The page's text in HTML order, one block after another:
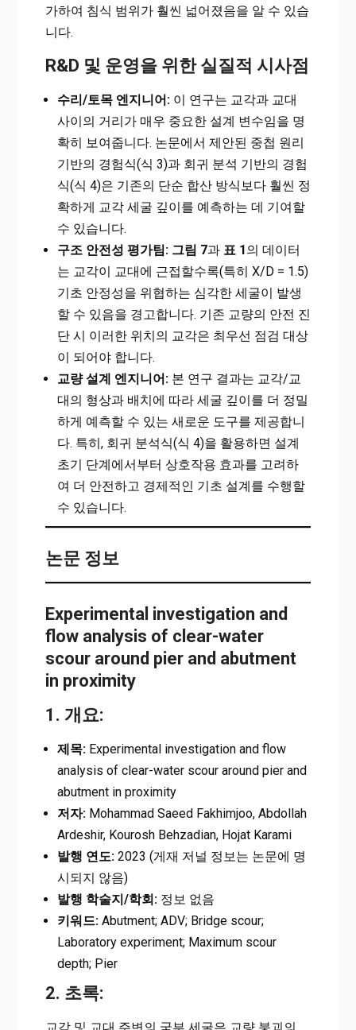
가하여 침식 범위가 훨씬 넓어졌음을 알 수 있습
니다.
R&D 및 운영을 위한 실질적 시사점
수리/토목 엔지니어:이 연구는 교각과 교대
사이의 거리가 매우 중요한 설계 변수임을 명
확히 보여줍니다. 논문에서 제안된 중첩 원리
기반의 경험식(식 3)과 회귀 분석 기반의 경험
식(식 4)은 기존의 단순 합산 방식보다 훨씬 정
확하게 교각 세굴 깊이를 예측하는 데 기여할
수 있습니다.
구조 안전성 평가팀: 그림 7과 표 1 의 데이터
는 교각이 교대에 근접할수록(특히 X/D = 1.5)
기초 안정성을 위협하는 심각한 세굴이 발생
할 수 있음을 경고합니다. 기존 교량의 안전 진
단 시 이러한 위치의 교각은 최우선 점검 대상
이 되어야 합니다.
교량 설계 엔지니어:본 연구 결과는 교각/교
대의 형상과 배치에 따라 세굴 깊이를 더 정밀
하게 예측할 수 있는 새로운 도구를 제공합니
다. 특히, 회귀 분석식(식 4)을 활용하면 설계
초기 단계에서부터 상호작용 효과를 고려하
여 더 안전하고 경제적인 기초 설계를 수행할
수 있습니다.
논문 정보
Experimental investigation and
flow analysis of clear-water
scour around pier and abutment
in proximity
1. 개요:
제목:Experimental investigation and flow
analysis of clear-water scour around pier and
abutment in proximity
저자:Mohammad Saeed Fakhimjoo, Abdollah
Ardeshir, Kourosh Behzadian, Hojat Karami
발행 연도:2023 (게재 저널 정보는 논문에 명
시되지 않음)
발행 학술지/학회:정보 없음
키워드:Abutment; ADV; Bridge scour;
Laboratory experiment; Maximum scour
depth; Pier
2. 초록: